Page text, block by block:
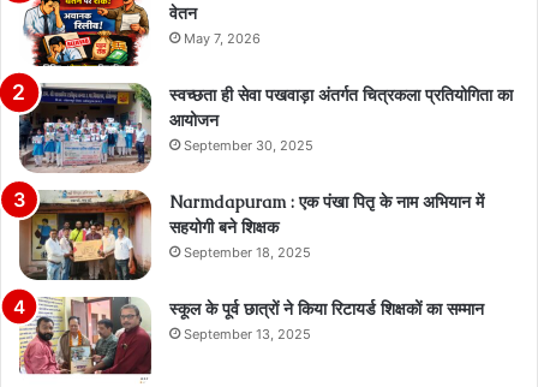
वेतन
May 7, 2026
स्वच्छता ही सेवा पखवाड़ा अंतर्गत चित्रकला प्रतियोगिता का
आयोजन
September 30, 2025
Narmdapuram : एक पंखा पितृ के नाम अभियान में
सहयोगी बने शिक्षक
September 18, 2025
स्कूल के पूर्व छात्रों ने किया रिटायर्ड शिक्षकों का सम्मान
September 13, 2025